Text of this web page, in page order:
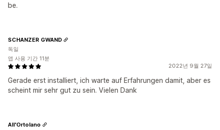
be.
2022년 9월 27일
Gerade erst installiert, ich warte auf Erfahrungen damit, aber es
scheint mir sehr gut zu sein. Vielen Dank
SCHANZER GWAND
독일
앱 사용 기간 11분
All'Ortolano